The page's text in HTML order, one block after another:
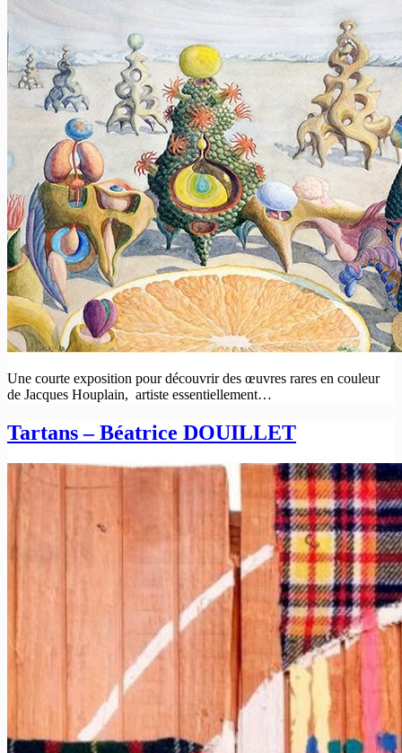
Une courte exposition pour découvrir des œuvres rares en couleur
de Jacques Houplain, artiste essentiellement…
Tartans – Béatrice DOUILLET